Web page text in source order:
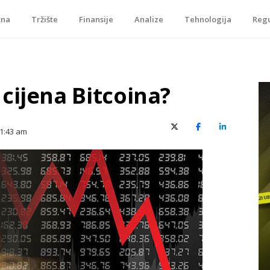
Tržište Finansije Analize Tehnologija
Bitcoina?
am X (Twitter)FacebookLinkedIn